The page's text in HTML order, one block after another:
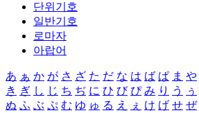
단위기호
일반기호
로마자
아랍어
あ ぁ か が さ ざ た だ な は ば ぱ ま や
き ぎ し じ ち ぢ に ひ び ぴ み り う ぅ
ぬ ふ ぶ ぷ む ゆ ゅ る え ぇ け げ せ ぜ